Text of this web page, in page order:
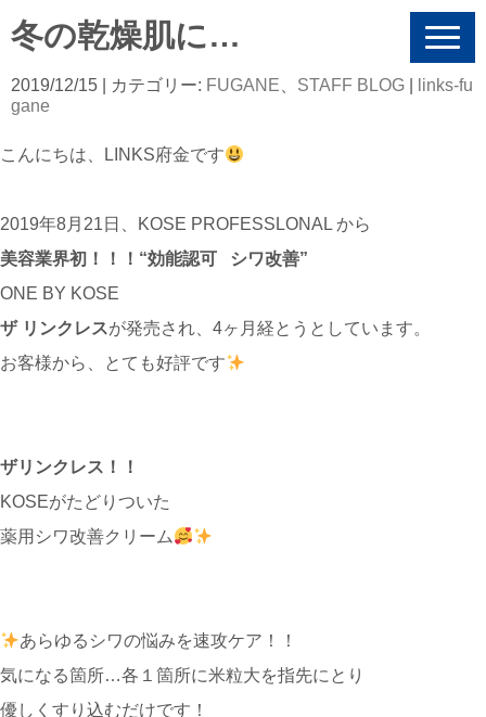
N
i
冬の乾燥肌に…
2019/12/15 | カテゴリー: FUGANE STAFF BLOG
links-fu
gane
こんにちは、LINKS府金です
2019年8月21日、KOSE PROFESSLONAL から
美容業界初！！！“効能認可 シワ改善”
ONE BY KOSE
ザ リンクレスが発売され、4ヶ月経とうとしています。
お客様から、とても好評です
ザリンクレス！！
KOSEがたどりついた
薬用シワ改善クリーム
あらゆるシワの悩みを速攻ケア！！
気になる箇所…各１箇所に米粒大を指先にとり
優しくすり込むだけです！